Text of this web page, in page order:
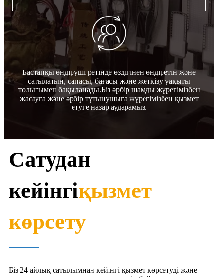
Бастапқы өндіруші ретінде өздігінен өндіретін және
сатылатын, сапасы, бағасы және жеткізу уақыты
толығымен бақыланады.Біз әрбір шамды жүрегімізбен
жасауға және әрбір тұтынушыға жүрегімізбен қызмет
етуге назар аударамыз.
Сатудан
кейінгіқызмет
көрсету
Біз 24 айлық сатылымнан кейінгі қызмет көрсетуді және